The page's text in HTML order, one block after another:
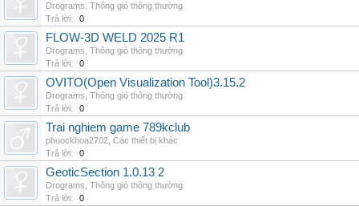
Drograms Thông gió thông thường
Trả lời:
0
FLOW-3D WELD 2025 R1
Drograms Thông gió thông thường
Trả lời:
0
OVITO(Open Visualization Tool)3.15.2
Drograms Thông gió thông thường
Trả lời:
0
Trai nghiem game 789kclub
phuockhoa2702 Các thiết bị khác
Trả lời:
0
GeoticSection 1.0.13 2
Drograms Thông gió thông thường
Trả lời:
0